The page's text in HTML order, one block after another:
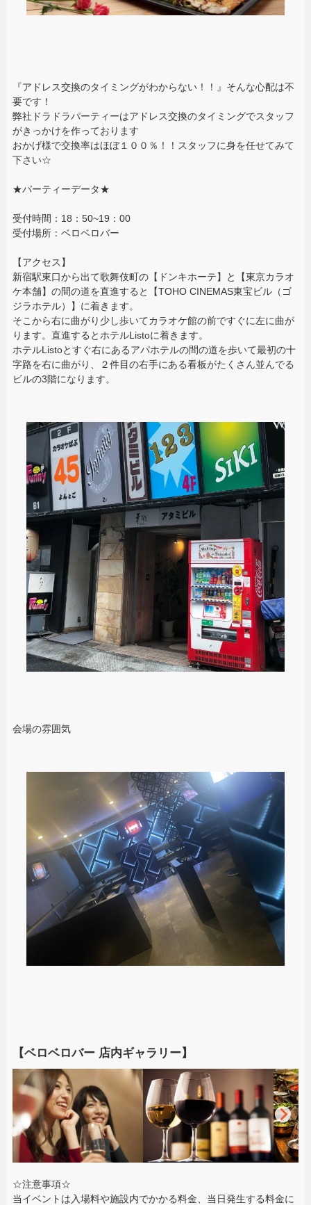
『アドレス交換のタイミングがわからない！！』そんな心配は不
要です！
弊社ドラドラパーティーはアドレス交換のタイミングでスタッフ
がきっかけを作っております
おかげ様で交換率はほぼ１００％！！スタッフに身を任せてみて
下さい☆
★パーティーデータ★
受付時間：18：50~19：00
受付場所：ベロベロバー
【アクセス】
新宿駅東口から出て歌舞伎町の【ドンキホーテ】と【東京カラオ
ケ本舗】の間の道を直進すると【TOHO CINEMAS東宝ビル（ゴ
ジラホテル）】に着きます。
そこから右に曲がり少し歩いてカラオケ館の前ですぐに左に曲が
ります。直進するとホテルListoに着きます。
ホテルListoとすぐ右にあるアパホテルの間の道を歩いて最初の十
字路を右に曲がり、２件目の右手にある看板がたくさん並んでる
ビルの3階になります。
会場の雰囲気
【ベロベロバー 店内ギャラリー】
☆注意事項☆
当イベントは入場料や施設内でかかる料金、当日発生する料金に